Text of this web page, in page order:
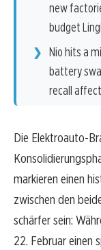
new
budget
Nio hits a
battery
recall
Die Elektroauto-
markieren einen
zwischen den
schärfer sein:
22. Februar einen